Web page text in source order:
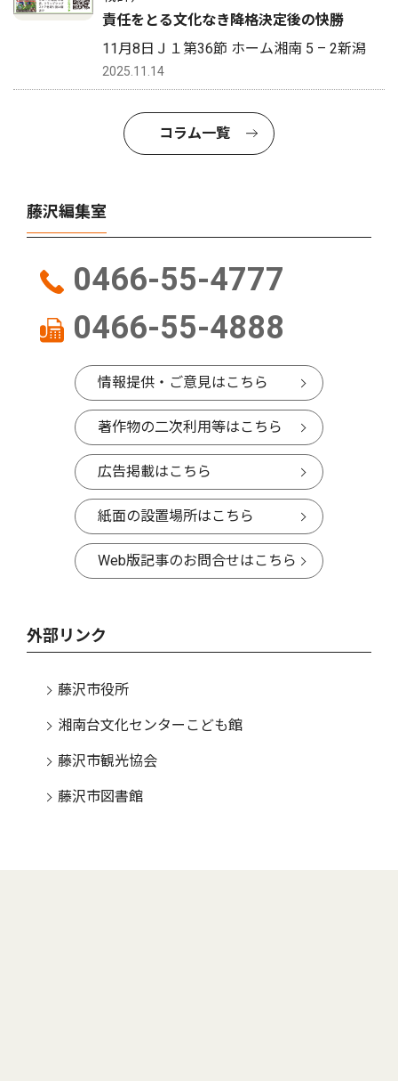
責任をとる文化なき降格決定後の快勝
11月8日Ｊ１第36節 ホーム湘南 5 – 2新潟
2025.11.14
コラム一覧
藤沢編集室
0466-55-4777
0466-55-4888
情報提供・ご意見はこちら
著作物の二次利用等はこちら
広告掲載はこちら
紙面の設置場所はこちら
Web版記事のお問合せはこちら
外部リンク
藤沢市役所
湘南台文化センターこども館
藤沢市観光協会
藤沢市図書館